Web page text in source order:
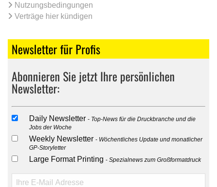
Nutzungsbedingungen
Verträge hier kündigen
Newsletter für Profis
Abonnieren Sie jetzt Ihre persönlichen
Newsletter:
Daily Newsletter
Top-News für die Druckbranche und die
Jobs der Woche
Weekly Newsletter
Wöchentliches Update und monatlicher
GP-Storyletter
Large Format Printing Spezialnews zum Großformatdruck